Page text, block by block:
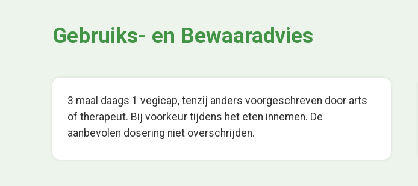
Gebruiks- en Bewaaradvies
3 maal daags 1 vegicap, tenzij anders voorgeschreven door arts
of therapeut. Bij voorkeur tijdens het eten innemen. De
aanbevolen dosering niet overschrijden.